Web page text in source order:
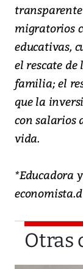
migratorios
educativas,
el rescate
familia; el
que la
con salarios
vida.
*Educadora y
Otras